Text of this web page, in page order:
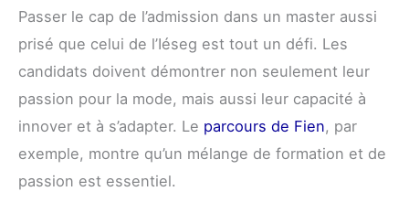
Passer le cap de l’admission dans un master aussi
prisé que celui de l’Iéseg est tout un défi. Les
candidats doivent démontrer non seulement leur
passion pour la mode, mais aussi leur capacité à
innover et à s’adapter. Le parcours de Fien, par
exemple, montre qu’un mélange de formation et de
passion est essentiel.